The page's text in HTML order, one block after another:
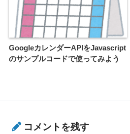
GoogleカレンダーAPIをJavascript
のサンプルコードで使ってみよう
コメントを残す